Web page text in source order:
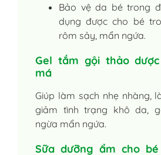
Bảo vệ da bé trong
dụng được cho bé
rôm sảy, mẩn ngứa.
Gel tắm gội thảo dược
má
Giúp làm sạch nhẹ nhàng,
giảm tình trạng khô da,
ngừa mẩn ngứa.
Sữa dưỡng ẩm cho bé